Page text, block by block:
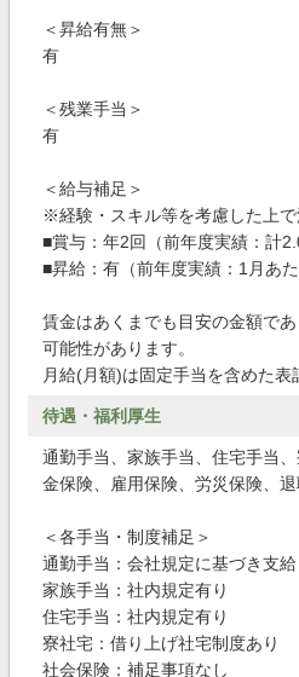
＜昇給有無＞
有
＜残業手当＞
有
＜給与補足＞
※経験・スキル等を考慮した上で
■賞与：年2回（前年度実績：計
■昇給：有（前年度実績：1月あ
賃金はあくまでも目安の金額で
可能性があります。
月給(月額)は固定手当を含めた表
待遇・福利厚生
通勤手当、家族手当、住宅手当
金保険、雇用保険、労災保険、
＜各手当・制度補足＞
通勤手当：会社規定に基づき支給
家族手当：社内規定有り
住宅手当：社内規定有り
寮社宅：借り上げ社宅制度あり
社会保険：補足事項なし